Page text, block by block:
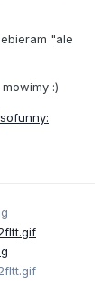
"ale
:)